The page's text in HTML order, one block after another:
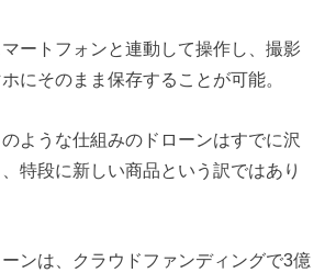
ートフォンと連動して操作し、撮影
にそのまま保存することが可能。
ような仕組みのドローンはすでに沢
特段に新しい商品という訳ではあり
ンは、クラウドファンディングで3億